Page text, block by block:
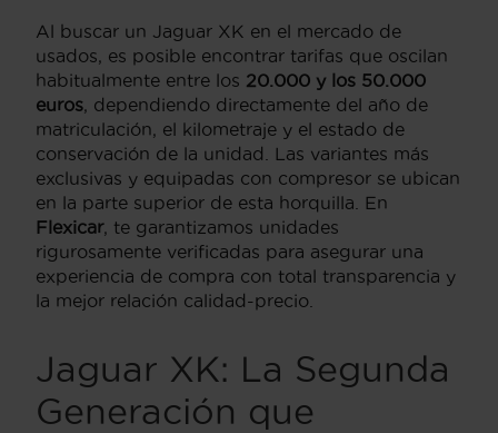
Al buscar un Jaguar XK en el mercado de
usados, es posible encontrar tarifas que oscilan
habitualmente entre los 20.000 y los 50.000
euros, dependiendo directamente del año de
matriculación, el kilometraje y el estado de
conservación de la unidad.
Las variantes más
exclusivas y equipadas con compresor se ubican
en la parte superior de esta horquilla.
En
Flexicar, te garantizamos unidades
rigurosamente verificadas para asegurar una
experiencia de compra con total transparencia y
la mejor relación calidad-precio.
Jaguar XK: La Segunda
Generación que